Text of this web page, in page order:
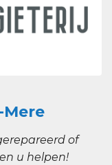
of
u helpen!